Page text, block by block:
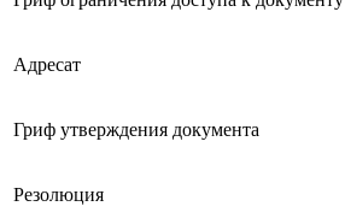
Адресат
Гриф утверждения документа
Резолюция